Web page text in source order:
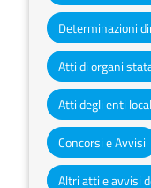
Atti di organi
Concorsi e Avvisi